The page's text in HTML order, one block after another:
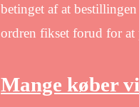
betinget af at
ordren fikset forud for at
Mange køber